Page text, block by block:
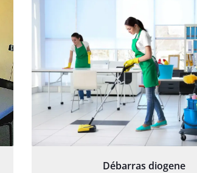
Débarras diogene